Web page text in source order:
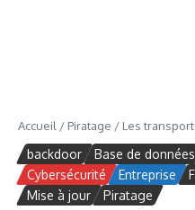
Accueil / Piratage / Les
backdoor Base de données
Cybersécurité
Entreprise
Mise à jour
Piratage